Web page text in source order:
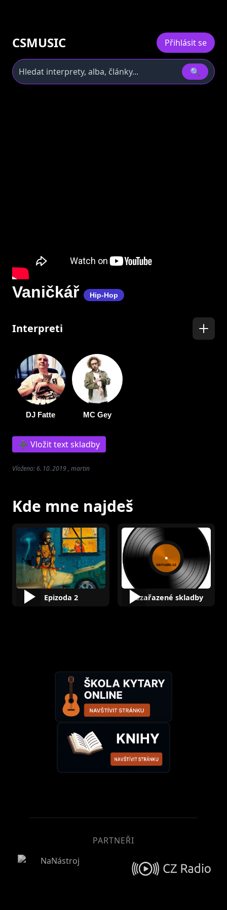
CSMUSIC Přihlásit se
🔍
Vaničkář Hip-Hop
Interpreti
DJ Fatte MC Gey
➕ Vložit text skladby
Vloženo: 6. 10. 2019 , martin
Kde mne najdeš
Epizoda 2 Nezařazené skladby
PARTNEŘI